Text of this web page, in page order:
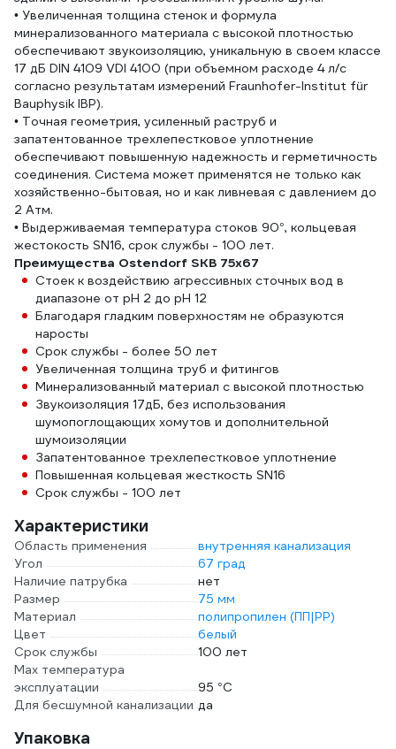
• Увеличенная толщина стенок и формула
минерализованного материала с высокой плотностью
обеспечивают звукоизоляцию, уникальную в своем классе
17 дБ DIN 4109 VDI 4100 (при объемном расходе 4 л/с
согласно результатам измерений Fraunhofer-Institut für
Bauphysik IBP).
• Точная геометрия, усиленный раструб и
запатентованное трехлепестковое уплотнение
обеспечивают повышенную надежность и герметичность
соединения. Система может применятся не только как
хозяйственно-бытовая, но и как ливневая с давлением до
2 Атм.
• Выдерживаемая температура стоков 90°, кольцевая
жестокость SN16, срок службы - 100 лет.
Преимущества Ostendorf SKВ 75x67
Стоек к воздействию агрессивных сточных вод в
диапазоне от pH 2 до pH 12
Благодаря гладким поверхностям не образуются
наросты
Срок службы - более 50 лет
Увеличенная толщина труб и фитингов
Минерализованный материал с высокой плотностью
Звукоизоляция 17дБ, без использования
шумопоглощающих хомутов и дополнительной
шумоизоляции
Запатентованное трехлепестковое уплотнение
Повышенная кольцевая жесткость SN16
Срок службы - 100 лет
Характеристики
Область применения
внутренняя канализация
Угол
67 град
Наличие патрубка
нет
Размер
75 мм
Материал
полипропилен (ПП|PP)
Цвет
белый
Срок службы
100 лет
Max температура
эксплуатации
95 °С
Для бесшумной канализации да
Упаковка